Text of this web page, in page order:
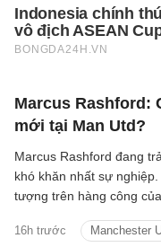
Marcus Rashford:
mới tại Man Utd?
16h trước Manchester
Marcus Rashford đang
khó khăn nhất sự
tượng trên hàng công
Wayne Rooney thứ hai